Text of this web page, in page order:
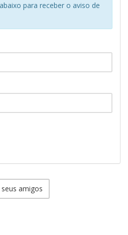
para receber o aviso de
amigos